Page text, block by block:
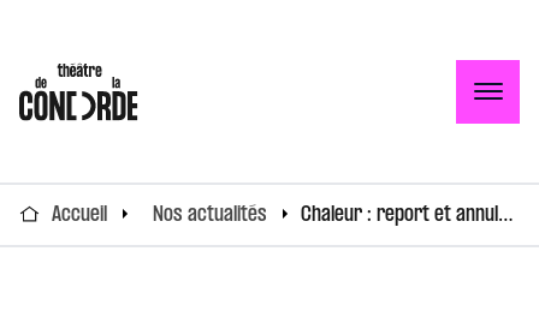
Accueil Nos actualités Chaleur : report et annulation des événements